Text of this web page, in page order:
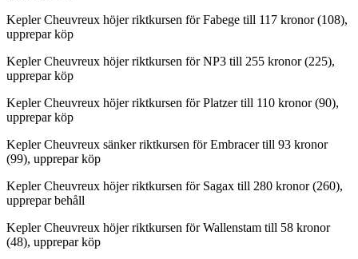
Kepler Cheuvreux höjer riktkursen för Fabege till 117 kronor (108),
upprepar köp
Kepler Cheuvreux höjer riktkursen för NP3 till 255 kronor (225),
upprepar köp
Kepler Cheuvreux höjer riktkursen för Platzer till 110 kronor (90),
upprepar köp
Kepler Cheuvreux sänker riktkursen för Embracer till 93 kronor
(99), upprepar köp
Kepler Cheuvreux höjer riktkursen för Sagax till 280 kronor (260),
upprepar behåll
Kepler Cheuvreux höjer riktkursen för Wallenstam till 58 kronor
(48), upprepar köp